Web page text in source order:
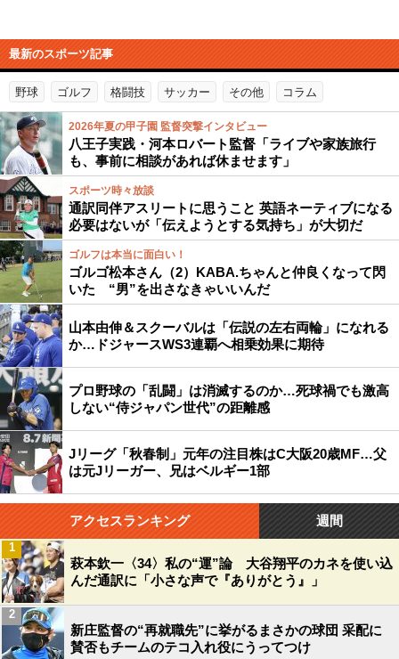
最新のスポーツ記事
野球 ゴルフ 格闘技 サッカー その他 コラム
2026年夏の甲子園 監督突撃インタビュー
八王子実践・河本ロバート監督「ライブや家族旅行
も、事前に相談があれば休ませます」
スポーツ時々放談
通訳同伴アスリートに思うこと 英語ネーティブになる
必要はないが「伝えようとする気持ち」が大切だ
ゴルフは本当に面白い！
ゴルゴ松本さん（2）KABA.ちゃんと仲良くなって閃
いた “男”を出さなきゃいいんだ
山本由伸＆スクーバルは「伝説の左右両輪」になれる
か…ドジャースWS3連覇へ相乗効果に期待
プロ野球の「乱闘」は消滅するのか…死球禍でも激高
しない“侍ジャパン世代”の距離感
Jリーグ「秋春制」元年の注目株はC大阪20歳MF…父
は元Jリーガー、兄はベルギー1部
アクセスランキング 週間
萩本欽一〈34〉私の“運”論 大谷翔平のカネを使い込
んだ通訳に「小さな声で『ありがとう』」
1
新庄監督の“再就職先”に挙がるまさかの球団 采配に
賛否もチームのテコ入れ役にうってつけ
2